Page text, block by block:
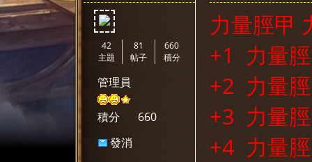
選
42
主題
81
帖子
660
積分
管理員
積分
660
發消
力量脛甲
+1 力量
+2 力量
+3 力量
+4 力量